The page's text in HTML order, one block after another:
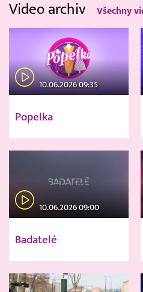
Video archiv Všechny
10.06.2026 09:35
Popelka
10.06.2026 09:00
Badatelé